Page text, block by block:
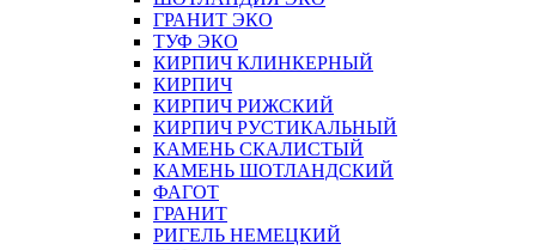
ГРАНИТ ЭКО
ТУФ ЭКО
КИРПИЧ КЛИНКЕРНЫЙ
КИРПИЧ
КИРПИЧ РИЖСКИЙ
КИРПИЧ РУСТИКАЛЬНЫЙ
КАМЕНЬ СКАЛИСТЫЙ
КАМЕНЬ ШОТЛАНДСКИЙ
ФАГОТ
ГРАНИТ
РИГЕЛЬ НЕМЕЦКИЙ